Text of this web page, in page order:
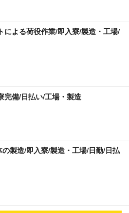
による荷役作業/即入寮/製造・工場/
完備/日払い/工場・製造
の製造/即入寮/製造・工場/日勤/日払